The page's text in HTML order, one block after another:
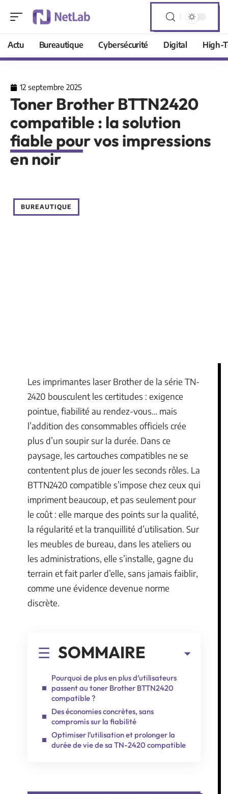
Actu Bureautique Cybersécurité Digital High-
12 septembre 2025
Toner Brother BTTN2420
compatible : la solution
fiable pour vos impressions
en noir
BUREAUTIQUE
Les imprimantes laser Brother de la série TN-
2420 bousculent les certitudes : exigence
pointue, fiabilité au rendez-vous… mais
l’addition des consommables officiels crée
plus d’un soupir sur la durée. Dans ce
paysage, les cartouches compatibles ne se
contentent plus de jouer les seconds rôles. La
BTTN2420 compatible s’impose chez ceux qui
impriment beaucoup, et pas seulement pour
le coût : elle marque des points sur la qualité,
la régularité et la tranquillité d’utilisation. Sur
les meubles de bureau, dans les ateliers ou
les administrations, elle s’installe, gagne du
terrain et fait parler d’elle, sans jamais faiblir,
comme une évidence devenue norme
discrète.
SOMMAIRE
Pourquoi de plus en plus d’utilisateurs
passent au toner Brother BTTN2420
compatible ?
Des économies concrètes, sans
compromis sur la fiabilité
Optimiser l’utilisation et prolonger la
durée de vie de sa TN-2420 compatible